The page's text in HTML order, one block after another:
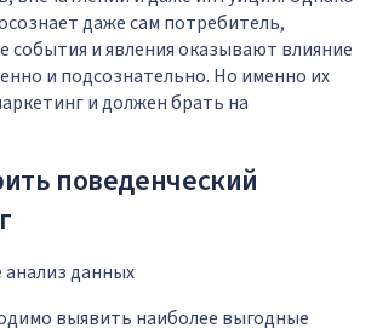
даже сам потребитель,
события и явления оказывают влияние
и подсознательно. Но именно их
и должен брать на
поведенческий
данных
выявить наиболее выгодные